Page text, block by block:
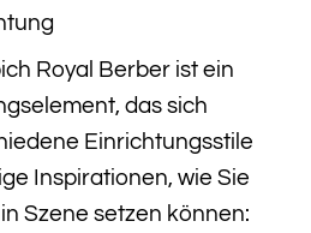
Royal Berber ist ein
das sich
Einrichtungsstile
Inspirationen, wie Sie
Szene setzen können: